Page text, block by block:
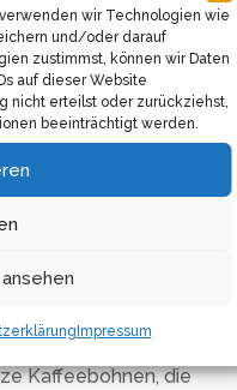
wir Technologien wie
und/oder darauf
zustimmst, können wir Daten
auf dieser Website
nicht erteilst oder zurückziehst,
beeinträchtigt werden.
Impressum
italienischer
diese
raffinierten Geschmack
ein Verfechter des
eher zu cremigem
gibt jeder
Kaffeebohnen, die